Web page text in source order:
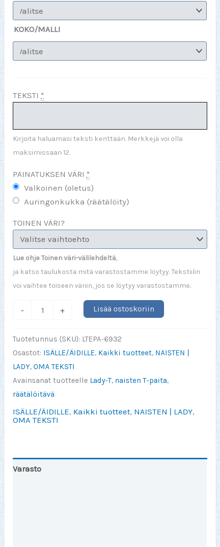
KOKO/MALLI
TEKSTI *
Kirjoita haluamasi teksti kenttään. Merkkejä voi olla
maksimissaan 12.
PAINATUKSEN VÄRI *
Valkoinen (oletus)
Auringonkukka (räätälöity)
TOINEN VÄRI?
Lue ohje Toinen väri-välilehdeltä,
ja katso taulukosta mitä varastostamme löytyy. Tekstiilin
voi vaihtee toiseen väriin, jos se löytyy varastostamme.
-
VAROITUS
(valitse)
(LADY)
+ Lisää ostoskoriin
Tuotetunnus (SKU): LTEPA-6932
Osastot: ISÄLLE/ÄIDILLE, Kaikki tuotteet, NAISTEN |
LADY,OMA TEKSTI
Avainsanat tuotteelle Lady-T, naisten T-paita,
räätälöitävä
ISÄLLE/ÄIDILLE, Kaikki tuotteet, NAISTEN | LADY,
OMA TEKSTI
Varasto